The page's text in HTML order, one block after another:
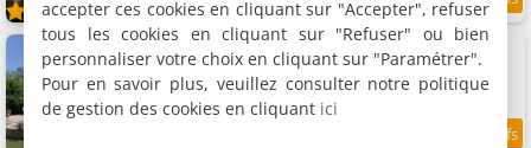
10/10
Logement 36 m² avec piscine
Appartement, 36 m²
2 personnes, 1 chambre, 1 salle de bains
accepter ces cookies en cliquant sur "Accepter", refuser
tous les cookies en cliquant sur "Refuser" ou bien
personnaliser votre choix en cliquant sur "Paramétrer".
Pour en savoir plus, veuillez consulter notre politique
de gestion des cookies en cliquant ici